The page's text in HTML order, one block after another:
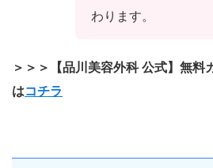
わります。
＞＞＞【品川美容外科 公式】無料
はコチラ